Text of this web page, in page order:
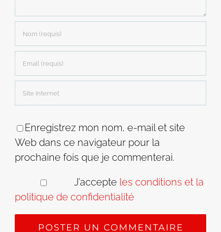
Enregistrez mon nom, e-mail et site
Web dans ce navigateur pour la
prochaine fois que je commenterai.
J’accepte les conditions et la
politique de confidentialité